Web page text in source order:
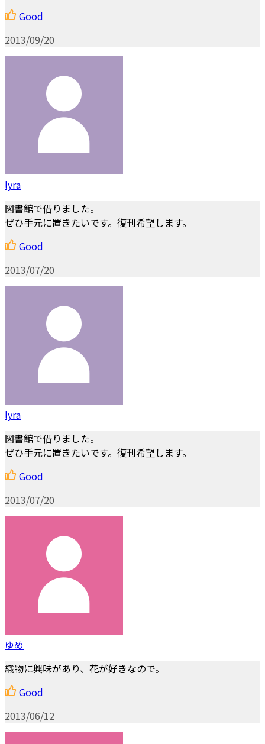
Good
2013/09/20
lyra
図書館で借りました。
ぜひ手元に置きたいです。復刊希望します。
Good
2013/07/20
lyra
図書館で借りました。
ぜひ手元に置きたいです。復刊希望します。
Good
2013/07/20
ゆめ
織物に興味があり、花が好きなので。
Good
2013/06/12